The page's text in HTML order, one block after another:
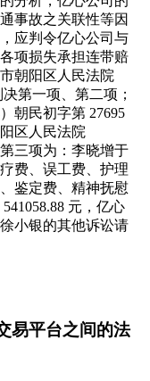
事故之关联性等因
应判令亿心公司与
项损失承担连带赔
朝阳区人民法院
决第一项、第二项；
朝民初字第 27695
区人民法院
第三项为：李晓增于
费、误工费、护理
鉴定费、精神抚慰
元，亿心
小银的其他诉讼请
易平台之间的法